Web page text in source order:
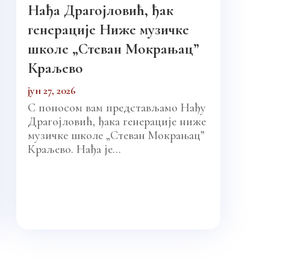
Нађа Драгојловић, ђак
генерације Ниже музичке
школе „Стеван Мокрањац”
Краљево
јун 27, 2026
С поносом вам представљамо Нађу
Драгојловић, ђака генерације ниже
музичке школе „Стеван Мокрањац”
Краљево. Нађа је...